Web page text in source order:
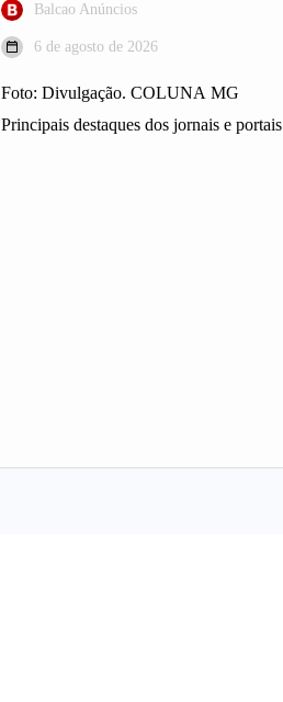
Balcao Anúncios
6 de agosto de 2026
Foto: Divulgação. COLUNA MG
Principais destaques dos jornais e portais